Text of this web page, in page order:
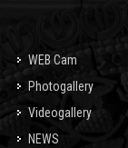
WEB Cam
Photogallery
Videogallery
NEWS